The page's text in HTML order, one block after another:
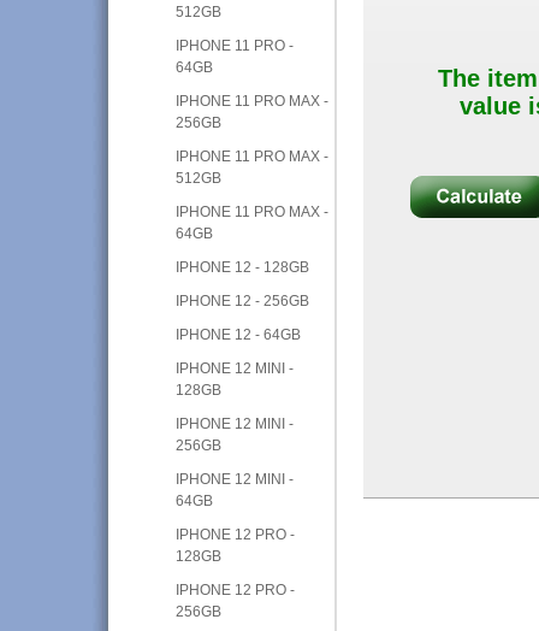
512GB
IPHONE 11 PRO -
64GB
IPHONE 11 PRO MAX -
256GB
IPHONE 11 PRO MAX -
512GB
IPHONE 11 PRO MAX -
64GB
IPHONE 12 - 128GB
IPHONE 12 - 256GB
IPHONE 12 - 64GB
IPHONE 12 MINI -
128GB
IPHONE 12 MINI -
256GB
IPHONE 12 MINI -
64GB
IPHONE 12 PRO -
128GB
IPHONE 12 PRO -
256GB
The
value